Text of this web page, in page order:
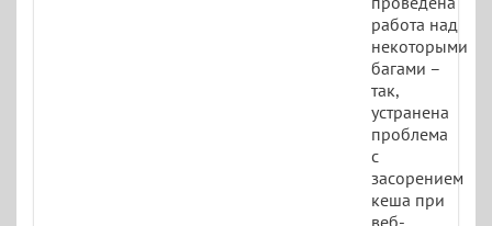
работа над
некоторыми
багами –
так,
устранена
проблема
с
засорением
кеша при